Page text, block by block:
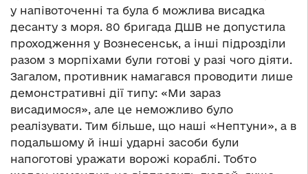
у напівоточенні та була б можлива висадка
десанту з моря. 80 бригада ДШВ не допустила
проходження у Вознесенськ, а інші підрозділи
разом з морпіхами були готові у разі чого діяти.
Загалом, противник намагався проводити лише
демонстративні дії типу: «Ми зараз
висадимося», але це неможливо було
реалізувати. Тим більше, що наші «Нептуни», а в
подальшому й інші ударні засоби були
напоготові уражати ворожі кораблі. Тобто